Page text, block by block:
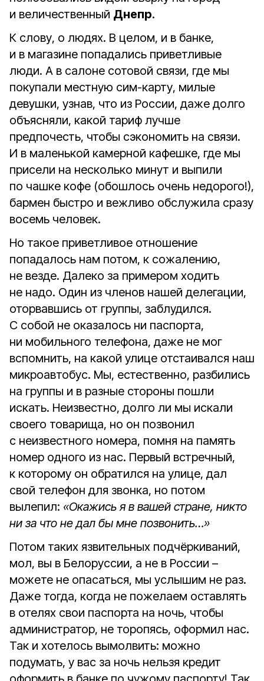
и величественный Днепр.
К слову, о людях. В целом, и в банке,
и в магазине попадались приветливые
люди. А в салоне сотовой связи, где мы
покупали местную сим-карту, милые
девушки, узнав, что из России, даже долго
объясняли, какой тариф лучше
предпочесть, чтобы сэкономить на связи.
И в маленькой камерной кафешке, где мы
присели на несколько минут и выпили
по чашке кофе (обошлось очень недорого!),
бармен быстро и вежливо обслужила сразу
восемь человек.
Но такое приветливое отношение
попадалось нам потом, к сожалению,
не везде. Далеко за примером ходить
не надо. Один из членов нашей делегации,
оторвавшись от группы, заблудился.
С собой не оказалось ни паспорта,
ни мобильного телефона, даже не мог
вспомнить, на какой улице отстаивался наш
микроавтобус. Мы, естественно, разбились
на группы и в разные стороны пошли
искать. Неизвестно, долго ли мы искали
своего товарища, но он позвонил
с неизвестного номера, помня на память
номер одного из нас. Первый встречный,
к которому он обратился на улице, дал
свой телефон для звонка, но потом
вылепил: «Окажись я в вашей стране, никто
ни за что не дал бы мне позвонить…»
Потом таких язвительных подчёркиваний,
мол, вы в Белоруссии, а не в России –
можете не опасаться, мы услышим не раз.
Даже тогда, когда не пожелаем оставлять
в отелях свои паспорта на ночь, чтобы
администратор, не торопясь, оформил нас.
Так и хотелось вымолвить: можно
подумать, у вас за ночь нельзя кредит